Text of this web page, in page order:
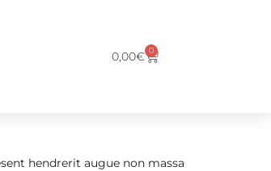
0,00€ 0
hendrerit augue non massa